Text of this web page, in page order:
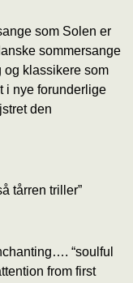
som Solen er
sommersange
og klassikere som
i nye forunderlige
den
tårren triller”
“soulful
from first